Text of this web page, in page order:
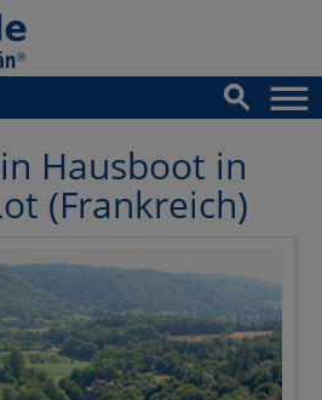
Hausboot in
(Frankreich)